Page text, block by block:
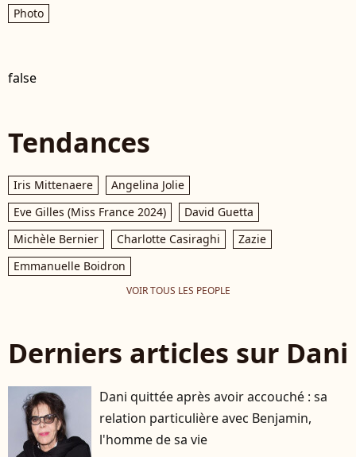
Photo
false
Tendances
Iris Mittenaere
Angelina Jolie
Eve Gilles (Miss France 2024)
David Guetta
Michèle Bernier
Charlotte Casiraghi
Zazie
Emmanuelle Boidron
VOIR TOUS LES PEOPLE
Derniers articles sur Dani
Dani quittée après avoir accouché : sa
relation particulière avec Benjamin,
l'homme de sa vie